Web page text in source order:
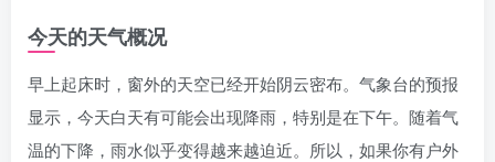
今天的天气概况
早上起床时，窗外的天空已经开始阴云密布。气象台的预报
显示，今天白天有可能会出现降雨，特别是在下午。随着气
温的下降，雨水似乎变得越来越迫近。所以，如果你有户外